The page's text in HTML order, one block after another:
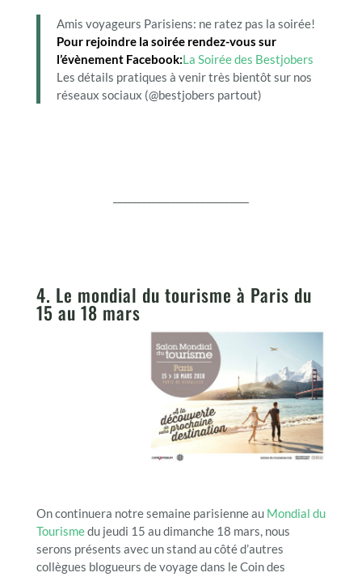
Amis voyageurs Parisiens: ne ratez pas la soirée!
Pour rejoindre la soirée rendez-vous sur
l’évènement Facebook:La Soirée des Bestjobers
Les détails pratiques à venir très bientôt sur nos
réseaux sociaux (@bestjobers partout)
4. Le mondial du tourisme à Paris du
15 au 18 mars
On continuera notre semaine parisienne au Mondial du
Tourismedu jeudi 15 au dimanche 18 mars, nous
serons présents avec un stand au côté d’autres
collègues blogueurs de voyage dans le Coin des